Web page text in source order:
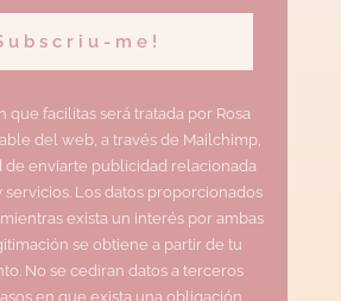
que facilitas será tratada por Rosa
del web, a través de Mailchimp,
de enviarte publicidad relacionada
Los datos proporcionados
exista un interés por ambas
se obtiene a partir de tu
No se cediran datos a terceros
en que exista una obligación